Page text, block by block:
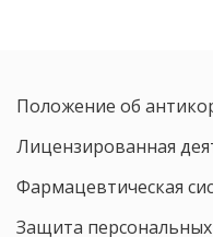
Положение об
Лицензированная
Фармацевтическая
Защита